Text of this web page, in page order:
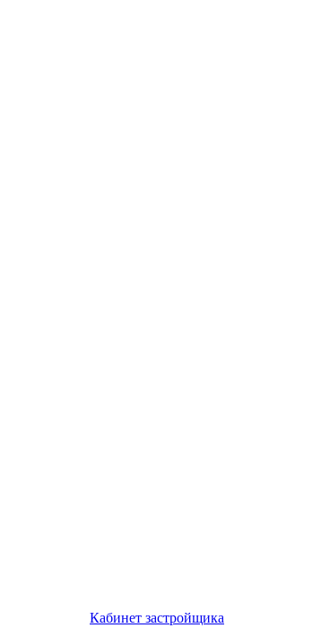
Кабинет застройщика